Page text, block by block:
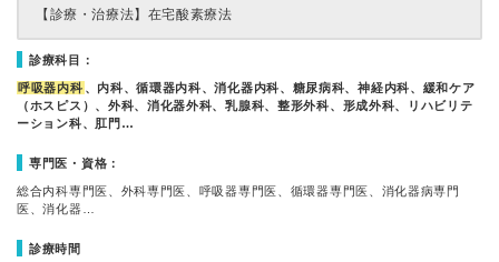
【診療・治療法】 在宅酸素療法
診療科目：
呼吸器内科 、内科、循環器内科、消化器内科、糖尿病科、神経内科、緩和ケア
（ホスピス）、外科、消化器外科、乳腺科、整形外科、形成外科、リハビリテ
ーション科、肛門…
専門医・資格：
総合内科専門医、外科専門医、呼吸器専門医、循環器専門医、消化器病専門
医、消化器…
診療時間